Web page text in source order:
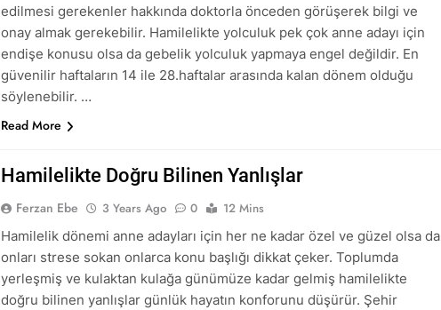
edilmesi gerekenler hakkında doktorla önceden görüşerek bilgi ve
onay almak gerekebilir. Hamilelikte yolculuk pek çok anne adayı için
endişe konusu olsa da gebelik yolculuk yapmaya engel değildir. En
güvenilir haftaların 14 ile 28.haftalar arasında kalan dönem olduğu
söylenebilir. …
Read More
Hamilelikte Doğru Bilinen Yanlışlar
Ferzan Ebe 3 Years Ago 0
12 Mins
Hamilelik dönemi anne adayları için her ne kadar özel ve güzel olsa da
onları strese sokan onlarca konu başlığı dikkat çeker. Toplumda
yerleşmiş ve kulaktan kulağa günümüze kadar gelmiş hamilelikte
doğru bilinen yanlışlar günlük hayatın konforunu düşürür. Şehir